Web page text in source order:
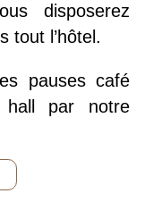
disposerez
tout l’hôtel.
pauses café
hall par notre